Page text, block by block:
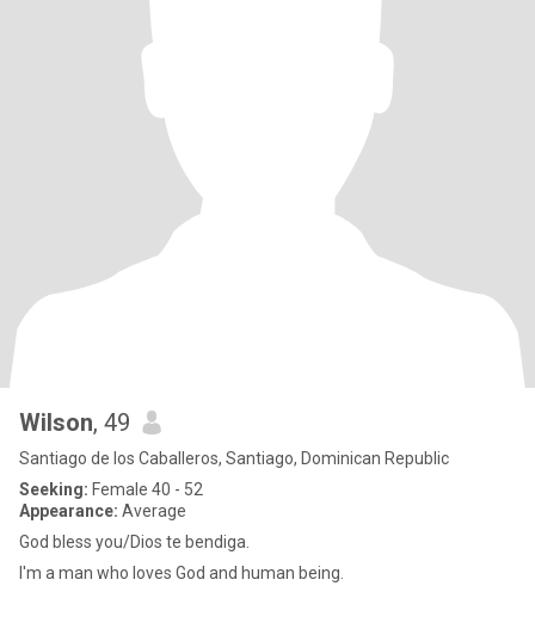
Wilson, 49
Santiago de los Caballeros, Santiago, Dominican Republic
Seeking: Female 40 - 52
Appearance: Average
God bless you/Dios te bendiga.
I'm a man who loves God and human being.